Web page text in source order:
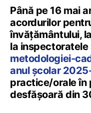
Până pe 16 mai
acordurilor
învățământului,
la
metodologiei-
anul școlar
practice/orale în
desfășoară din